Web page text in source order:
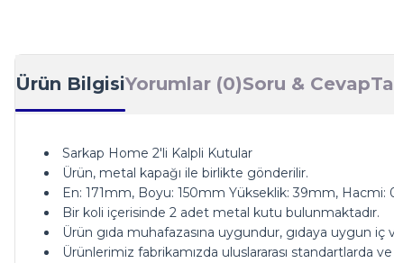
Ürün BilgisiYorumlar (0)Soru & Cevap
Sarkap Home 2'li Kalpli Kutular
Ürün, metal kapağı ile birlikte gönderilir.
En: 171mm, Boyu: 150mm Yükseklik: 39mm, Hacmi:
Bir koli içerisinde 2 adet metal kutu bulunmaktadır.
Ürün gıda muhafazasına uygundur, gıdaya uygun
Ürünlerimiz fabrikamızda uluslararası standartlarda